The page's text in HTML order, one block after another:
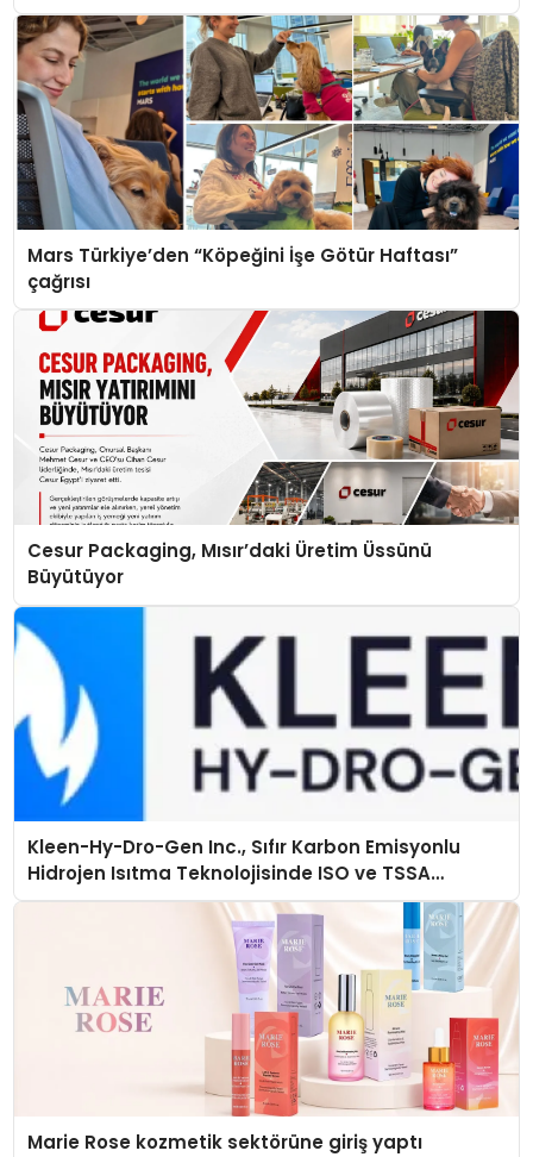
Mars Türkiye’den “Köpeğini İşe Götür Haftası”
çağrısı
Cesur Packaging, Mısır’daki Üretim Üssünü
Büyütüyor
Kleen-Hy-Dro-Gen Inc., Sıfır Karbon Emisyonlu
Hidrojen Isıtma Teknolojisinde ISO ve TSSA
Düzenleyici Onaylarını Aldı
Marie Rose kozmetik sektörüne giriş yaptı